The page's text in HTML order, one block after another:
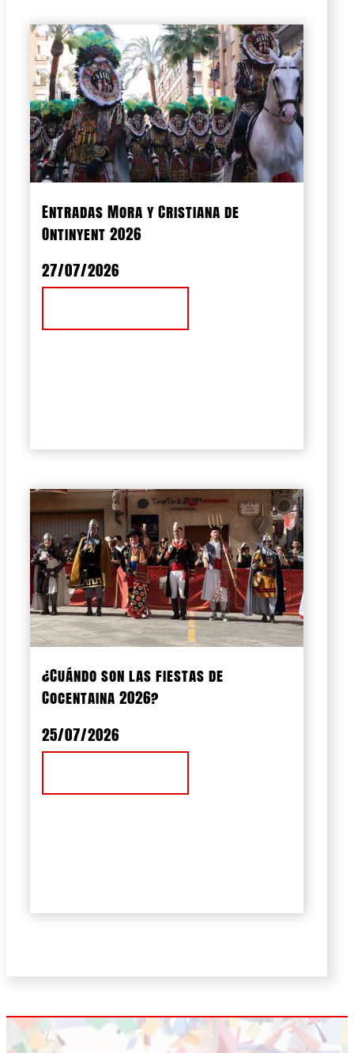
Entradas Mora y Cristiana de
Ontinyent 2026
27/07/2026
¿Cuándo son las fiestas de
Cocentaina 2026?
25/07/2026